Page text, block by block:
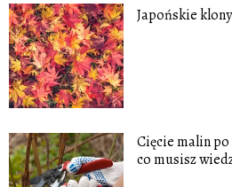
Japońskie
Cięcie malin
co musisz